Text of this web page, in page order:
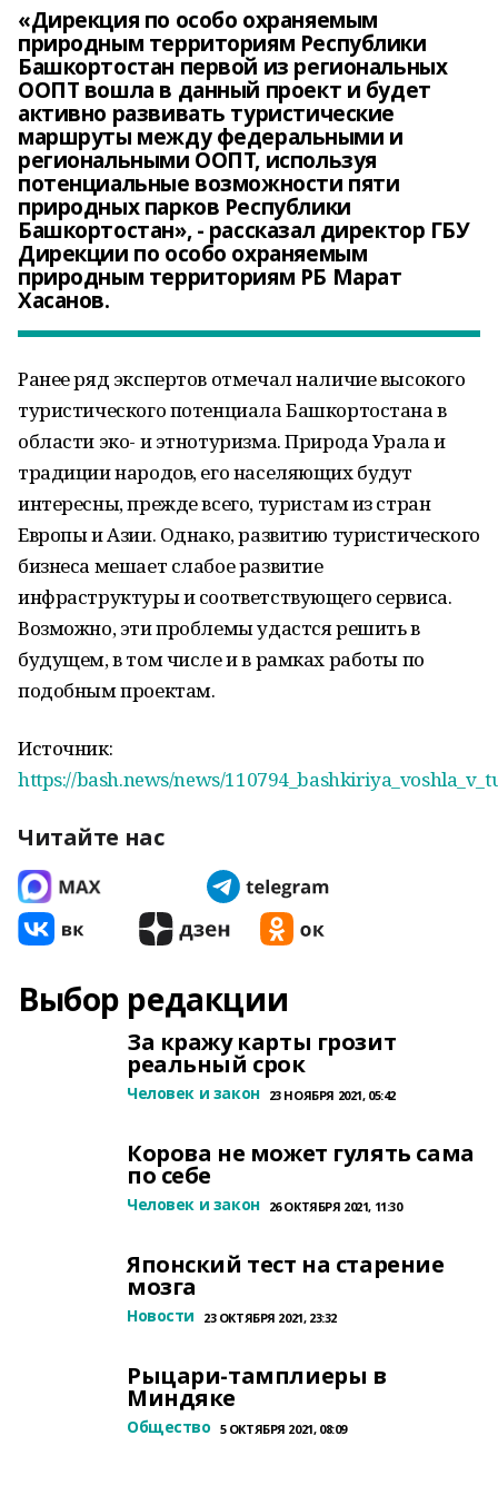
«Дирекция по особо охраняемым
природным территориям Республики
Башкортостан первой из региональных
ООПТ вошла в данный проект и будет
активно развивать туристические
маршруты между федеральными и
региональными ООПТ, используя
потенциальные возможности пяти
природных парков Республики
Башкортостан», - рассказал директор ГБУ
Дирекции по особо охраняемым
природным территориям РБ Марат
Хасанов.
Ранее ряд экспертов отмечал наличие высокого
туристического потенциала Башкортостана в
области эко- и этнотуризма. Природа Урала и
традиции народов, его населяющих будут
интересны, прежде всего, туристам из стран
Европы и Азии. Однако, развитию туристического
бизнеса мешает слабое развитие
инфраструктуры и соответствующего сервиса.
Возможно, эти проблемы удастся решить в
будущем, в том числе и в рамках работы по
подобным проектам.
Источник:
https://bash.news/news/
Читайте нас
Выбор редакции
За кражу карты грозит
реальный срок
Человек и закон 23 НОЯБРЯ 2021, 05:42
Корова не может гулять сама
по себе
Человек и закон 26 ОКТЯБРЯ 2021, 11:30
Японский тест на старение
мозга
Новости 23 ОКТЯБРЯ 2021, 23:32
Рыцари-тамплиеры в
Миндяке
Общество 5 ОКТЯБРЯ 2021, 08:09